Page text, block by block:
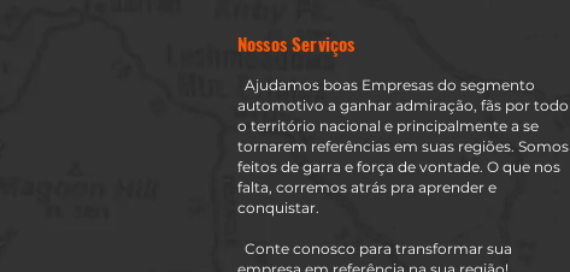
Nossos Serviços
Ajudamos boas Empresas do segmento
automotivo a ganhar admiração, fãs por todo
o território nacional e principalmente a se
tornarem referências em suas regiões. Somos
feitos de garra e força de vontade. O que nos
falta, corremos atrás pra aprender e
conquistar.
Conte conosco para transformar sua